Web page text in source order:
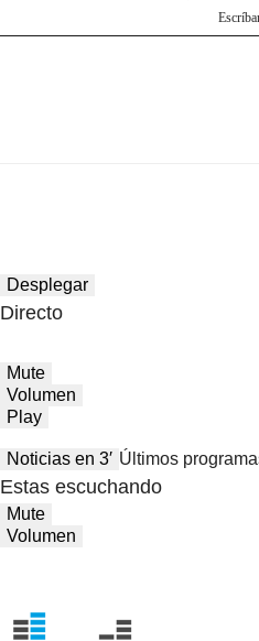
Desplegar
Directo
Mute
Volumen
Play
Noticias en 3′ Últimos
Estas escuchando
Mute
Volumen